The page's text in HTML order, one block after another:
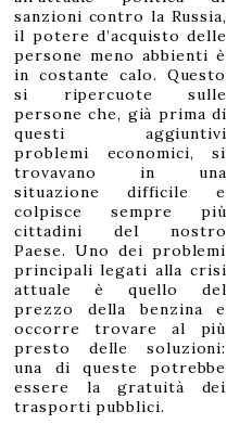
sanzioni contro la Russia,
il potere d’acquisto delle
persone meno abbienti è
in costante calo. Questo
si ripercuote sulle
persone che, già prima di
questi aggiuntivi
problemi economici, si
trovavano in una
situazione difficile e
colpisce sempre più
cittadini del nostro
Paese. Uno dei problemi
principali legati alla crisi
attuale è quello del
prezzo della benzina e
occorre trovare al più
presto delle soluzioni:
una di queste potrebbe
essere la gratuità dei
trasporti pubblici.